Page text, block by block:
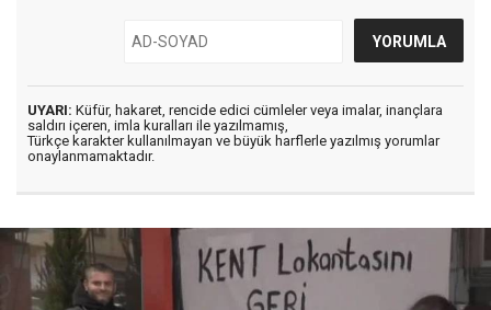
UYARI: Küfür, hakaret, rencide edici cümleler veya imalar, inançlara
saldırı içeren, imla kuralları ile yazılmamış,
Türkçe karakter kullanılmayan ve büyük harflerle yazılmış yorumlar
onaylanmamaktadır.